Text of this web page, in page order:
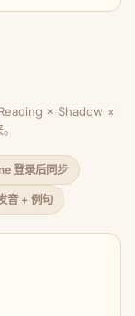
× Shadow ×
登录后同步
音 + 例句